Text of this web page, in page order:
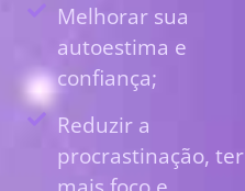
Melhorar sua
autoestima e
confiança;
Reduzir a
procrastinação, ter